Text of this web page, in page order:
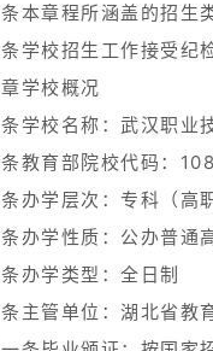
本章程所涵盖的招生
学校招生工作接受纪
学校概况
学校名称：武汉职业
教育部院校代码：
办学层次：专科（高职
办学性质：公办普通
办学类型：全日制
主管单位：湖北省教